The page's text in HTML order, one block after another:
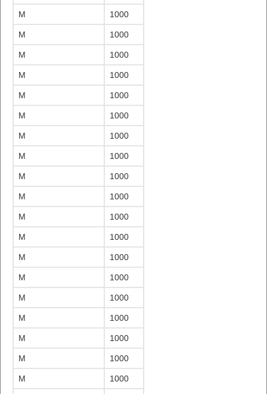
M 1000
M 1000
M 1000
M 1000
M 1000
M 1000
M 1000
M 1000
M 1000
M 1000
M 1000
M 1000
M 1000
M 1000
M 1000
M 1000
M 1000
M 1000
M 1000